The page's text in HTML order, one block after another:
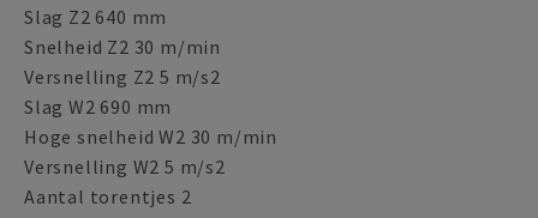
Slag Z2 640 mm
Snelheid Z2 30 m/min
Versnelling Z2 5 m/s2
Slag W2 690 mm
Hoge snelheid W2 30 m/min
Versnelling W2 5 m/s2
Aantal torentjes 2